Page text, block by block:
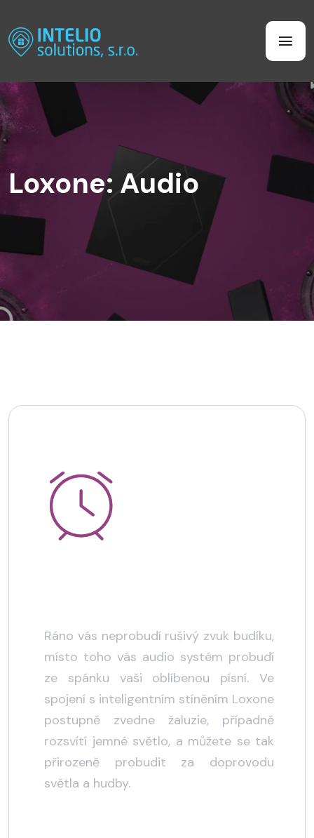
Loxone: Audio
Ráno vás neprobudí rušivý zvuk budíku,
místo toho vás audio systém probudí
ze spánku vaši oblíbenou písní. Ve
spojení s inteligentním stíněním Loxone
postupně zvedne žaluzie, případně
rozsvítí jemné světlo, a můžete se tak
přirozeně probudit za doprovodu
světla a hudby.